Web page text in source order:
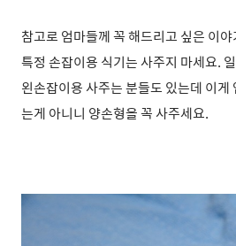
참고로 엄마들께 꼭 해드리고 싶은 이
특정 손잡이용 식기는 사주지 마세요.
왼손잡이용 사주는 분들도 있는데 이게
는게 아니니 양손형을 꼭 사주세요.